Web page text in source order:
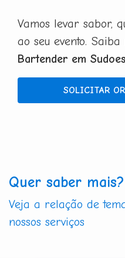
Vamos levar sabor,
ao seu evento.
Bartender em
SOLICITAR
Quer saber mais?
Veja a relação de
nossos serviços